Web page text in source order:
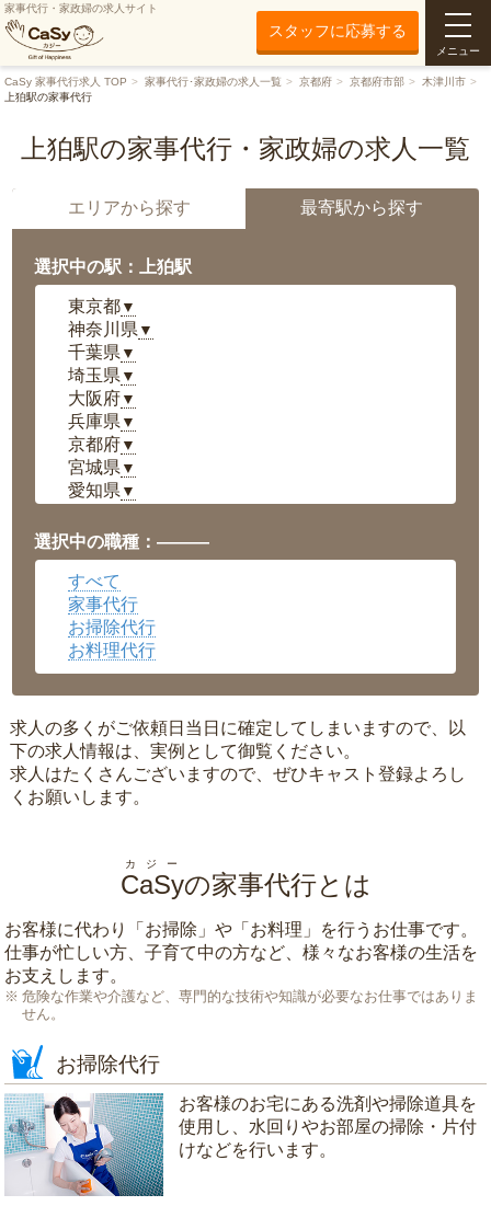
家事代行・家政婦の求人サイト
スタッフに応募する
メニュー
CaSy 家事代行求人 TOP 家事代行･家政婦の求人一覧 京都府 京都府市部
木津川市
上狛駅の家事代行
上狛駅の家事代行・家政婦の求人一覧
エリアから探す 最寄駅から探す
選択中の駅：上狛駅
東京都▼
神奈川県 ▼
千葉県 ▼
埼玉県 ▼
大阪府▼
兵庫県 ▼
京都府▼
宮城県 ▼
愛知県 ▼
岡山県▼
広島県▼
沖縄県
選択中の職種：———
すべて
家事代行
お掃除代行
お料理代行
求人の多くがご依頼日当日に確定してしまいますので、以
下の求人情報は、実例として御覧ください。
求人はたくさんございますので、ぜひキャスト登録よろし
くお願いします。
CaSy
カジー
の家事代行とは
お客様に代わり「 お掃除 」や「 お料理 」を行うお仕事です。
仕事が忙しい方、子育て中の方など、様々なお客様の生活を
お支えします。
危険な作業や介護など、専門的な技術や知識が必要なお仕事ではありま
せん。
お掃除代行
お客様のお宅にある洗剤や掃除道具を
使用し、水回りやお部屋の掃除・片付
けなどを行います。